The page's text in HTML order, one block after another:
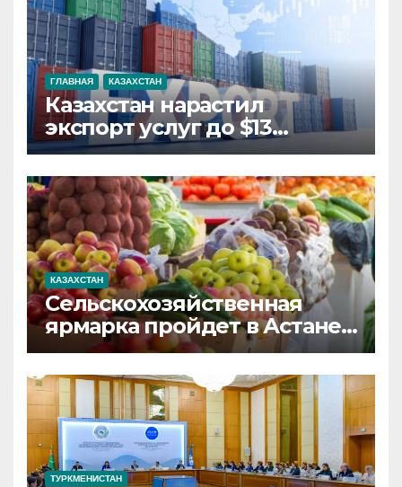
ГЛАВНАЯ КАЗАХСТАН
Казахстан нарастил
экспорт услуг до $13
миллиардов
КАЗАХСТАН
Сельскохозяйственная
ярмарка пройдет в Астане
8 и 9 августа
ТУРКМЕНИСТАН